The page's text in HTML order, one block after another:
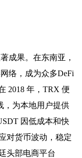
成果。在东南亚，
络，成为众多DeFi
2018 年，TRX 便
，为本地用户提供
因低成本和快
对货币波动，稳定
头部电商平台